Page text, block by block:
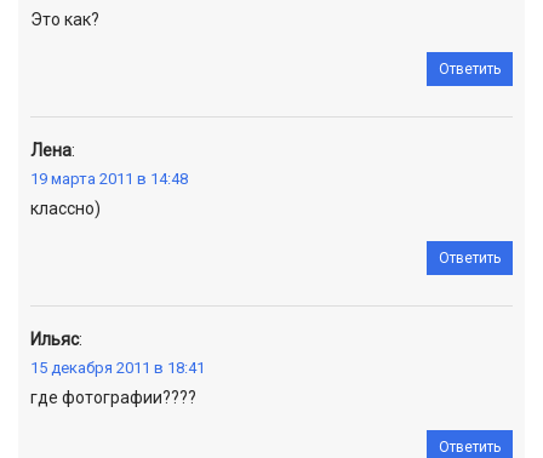
Это как?
Ответить
Лена:
19 марта 2011 в 14:48
классно)
Ответить
Ильяс:
15 декабря 2011 в 18:41
где фотографии????
Ответить